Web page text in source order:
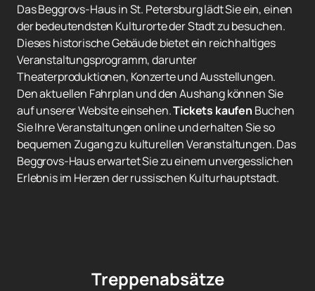
Das Beggrovs-Haus in St. Petersburg lädt Sie ein, einen
der bedeutendsten Kulturorte der Stadt zu besuchen.
Dieses historische Gebäude bietet ein reichhaltiges
Veranstaltungsprogramm, darunter
Theaterproduktionen, Konzerte und Ausstellungen.
Den aktuellen Fahrplan und den Aushang können Sie
auf unserer Website einsehen.Tickets kaufen Buchen
Sie Ihre Veranstaltungen online und erhalten Sie so
bequemen Zugang zu kulturellen Veranstaltungen. Das
Beggrovs-Haus erwartet Sie zu einem unvergesslichen
Erlebnis im Herzen der russischen Kulturhauptstadt.
Treppenabsätze